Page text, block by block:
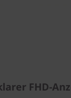
FHD-